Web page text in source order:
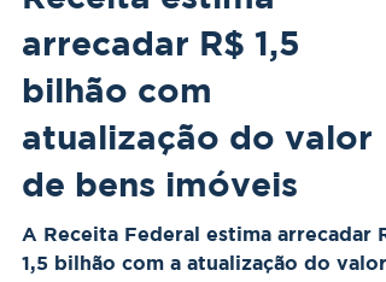
BPIF
5 de fev.
2 min de leitura
Receita estima
arrecadar R$ 1,5
bilhão com
atualização do valor